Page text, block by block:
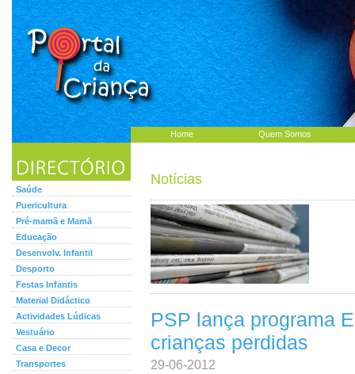
Home Quem Somos
Saúde
Puericultura
Pré-mamã e Mamã
Educação
Desenvolv. Infantil
Desporto
Festas Infantis
Material Didáctico
Actividades Lúdicas
Vestuário
Casa e Decor
Transportes
Notícias
PSP lança programa
crianças perdidas
29-06-2012